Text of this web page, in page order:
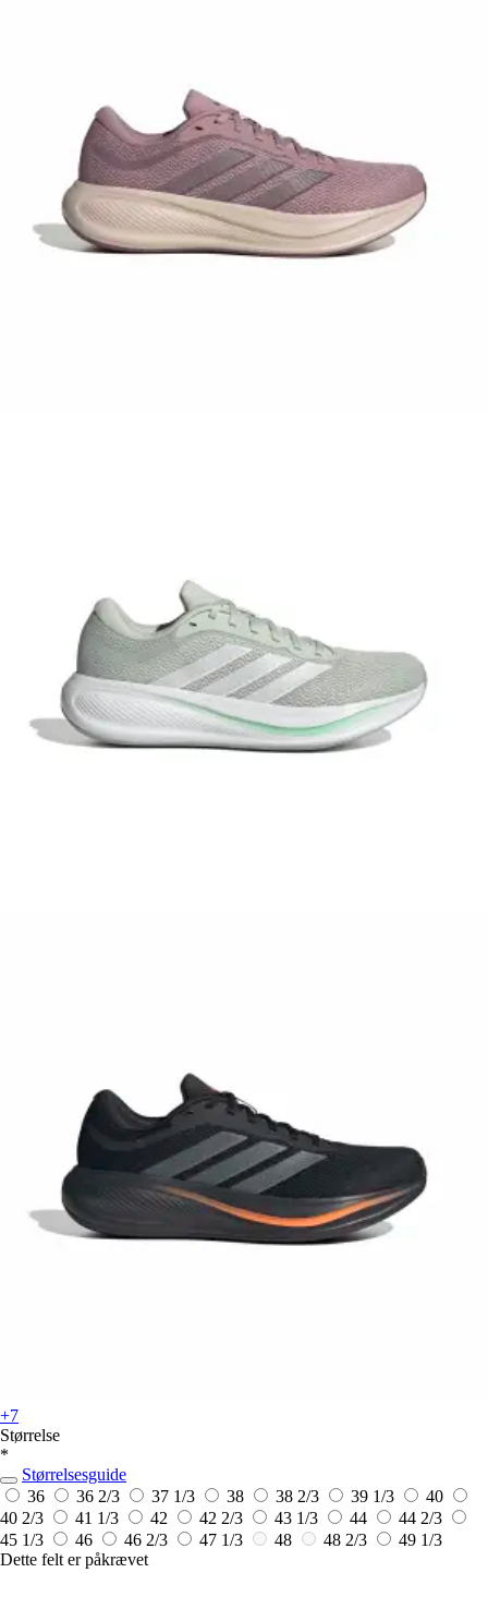
+7
Størrelse
*
Størrelsesguide
36
36 2/3 37 1/3 38 38 2/3 39 1/3
40
40 2/3
41 1/3 42 42 2/3 43 1/3 44
44 2/3
45 1/3
46 46 2/3 47 1/3 48 48 2/3
49 1/3
Dette felt er påkrævet